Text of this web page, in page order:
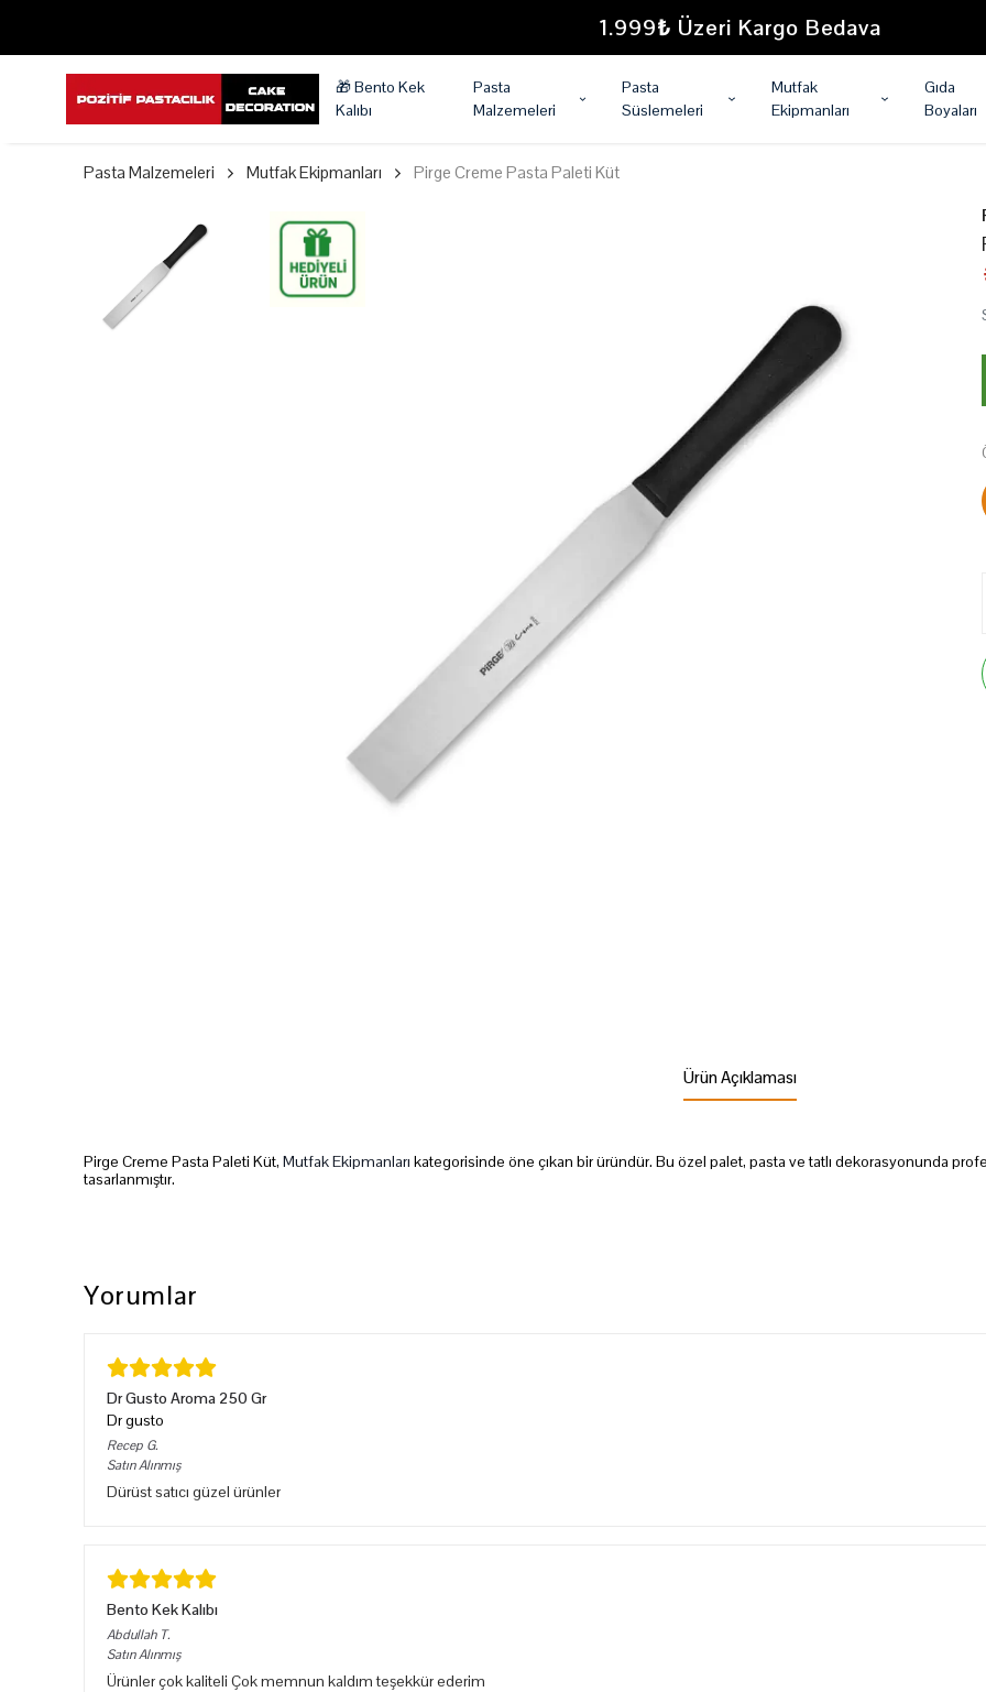
1.999₺ Üzeri Kargo Bedava
🎁 Bento Kek
Kalıbı
Pasta
Malzemeleri
Pasta
Süslemeleri
Mutfak
Ekipmanları
Gıda
Boyaları
Pasta Malzemeleri Mutfak Ekipmanları Pirge Creme Pasta Paleti Küt
Ürün Açıklaması
Pirge Creme Pasta Paleti Küt, Mutfak Ekipmanları kategorisinde öne çıkan bir üründür. Bu özel palet, pasta ve tatlı dekorasyonunda
tasarlanmıştır.
Yorumlar
Dr Gusto Aroma 250 Gr
Dr gusto
Recep G.
Satın Alınmış
Dürüst satıcı güzel ürünler
Bento Kek Kalıbı
Abdullah T.
Satın Alınmış
Ürünler çok kaliteli Çok memnun kaldım teşekkür ederim